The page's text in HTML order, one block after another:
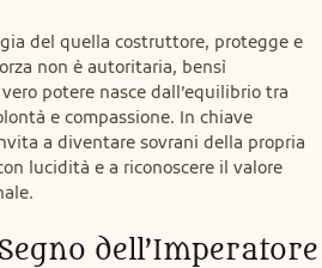
del quella costruttore, protegge e
non è autoritaria, bensì
potere nasce dall’equilibrio tra
e compassione. In chiave
a diventare sovrani della propria
lucidità e a riconoscere il valore
dell’Imperatore